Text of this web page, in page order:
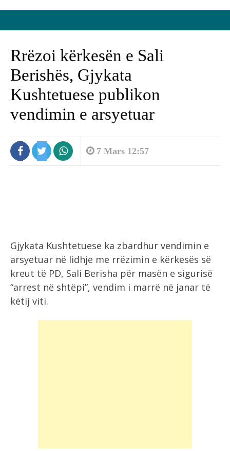
Rrëzoi kërkesën e Sali
Berishës, Gjykata
Kushtetuese publikon
vendimin e arsyetuar
7 Mars 12:57
Gjykata Kushtetuese ka zbardhur vendimin e
arsyetuar në lidhje me rrëzimin e kërkesës së
kreut të PD, Sali Berisha për masën e sigurisë
“arrest në shtëpi”, vendim i marrë në janar të
këtij viti.